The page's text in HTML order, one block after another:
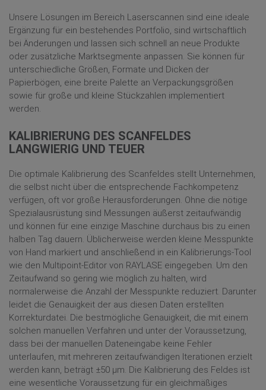
Unsere Lösungen im Bereich Laserscannen sind eine ideale
Ergänzung für ein bestehendes Portfolio, sind wirtschaftlich
bei Änderungen und lassen sich schnell an neue Produkte
oder zusätzliche Marktsegmente anpassen. Sie können für
unterschiedliche Größen, Formate und Dicken der
Papierbögen, eine breite Palette an Verpackungsgrößen
sowie für große und kleine Stückzahlen implementiert
werden.
KALIBRIERUNG DES SCANFELDES
LANGWIERIG UND TEUER
Die optimale Kalibrierung des Scanfeldes stellt Unternehmen,
die selbst nicht über die entsprechende Fachkompetenz
verfügen, oft vor große Herausforderungen. Ohne die nötige
Spezialausrüstung sind Messungen äußerst zeitaufwändig
und können für eine einzige Maschine durchaus bis zu einen
halben Tag dauern. Üblicherweise werden kleine Messpunkte
von Hand markiert und anschließend in ein Kalibrierungs-Tool
wie den Multipoint-Editor von RAYLASE eingegeben. Um den
Zeitaufwand so gering wie möglich zu halten, wird
normalerweise die Anzahl der Messpunkte reduziert. Darunter
leidet die Genauigkeit der aus diesen Daten erstellten
Korrekturdatei. Die bestmögliche Genauigkeit, die mit einem
solchen manuellen Verfahren und unter der Voraussetzung,
dass bei der manuellen Dateneingabe keine Fehler
unterlaufen, mit mehreren zeitaufwändigen Iterationen erzielt
werden kann, beträgt ±50 μm. Die Kalibrierung des Feldes ist
eine wesentliche Voraussetzung für ein gleichmäßiges